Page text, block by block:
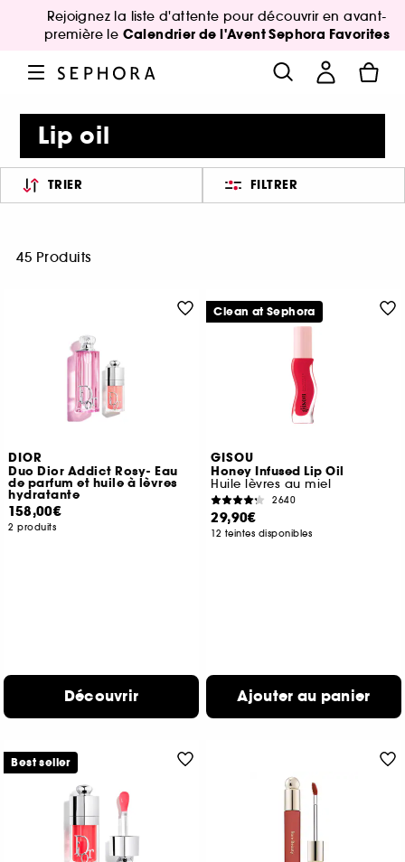
Rejoignez la liste d'attente pour découvrir en avant-
première le Calendrier de l'Avent Sephora Favorites
Lip oil
TRIER FILTRER
45 Produits
DIOR
Duo Dior Addict Rosy- Eau
de parfum et huile à lèvres
hydratante
158,00€
2 produits
Découvrir
GISOU
Honey Infused Lip Oil
Huile lèvres au miel
2640
29,90€
12 teintes disponibles
Ajouter au panier
Clean at Sephora
Best seller